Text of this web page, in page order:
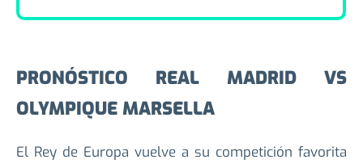
PRONÓSTICO REAL MADRID VS